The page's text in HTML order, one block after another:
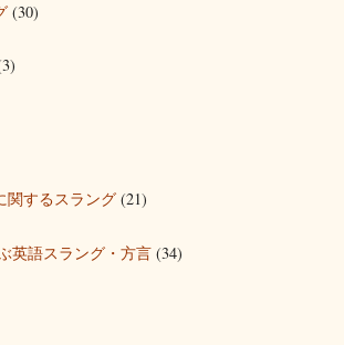
(30)
関するスラング (21)
英語スラング・方言 (34)